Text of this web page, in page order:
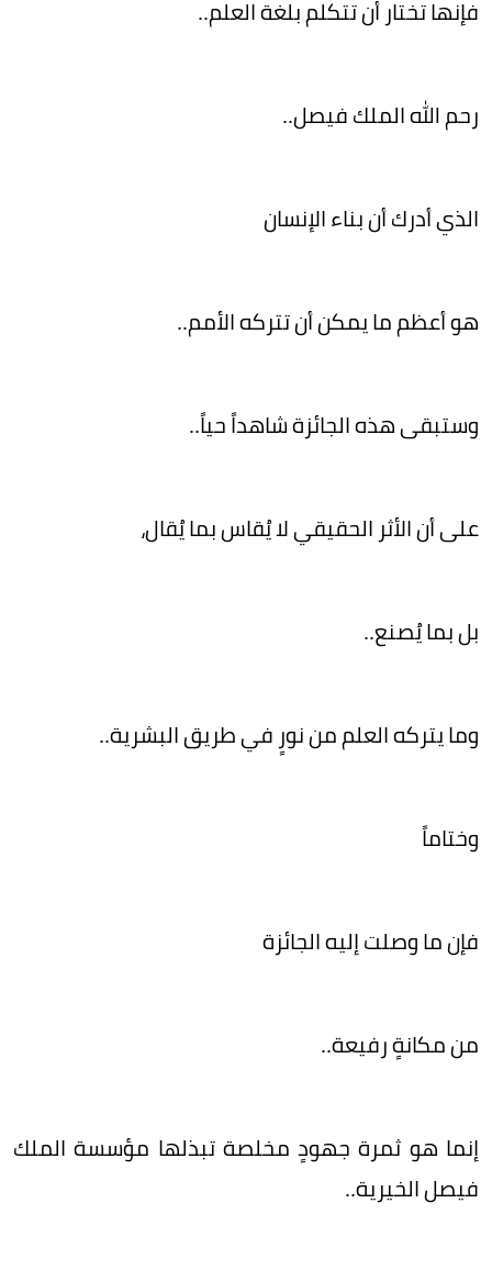
فإنها تختار أن تتكلم بلغة العلم..
رحم الله الملك فيصل..
الذي أدرك أن بناء الإنسان
هو أعظم ما يمكن أن تتركه الأمم..
وستبقى هذه الجائزة شاهداً حياً..
على أن الأثر الحقيقي لا يُقاس بما يُقال،
بل بما يُصنع..
وما يتركه العلم من نورٍ في طريق البشرية..
وختاماً
فإن ما وصلت إليه الجائزة
من مكانةٍ رفيعة..
إنما هو ثمرة جهودٍ مخلصة تبذلها مؤسسة الملك
فيصل الخيرية..